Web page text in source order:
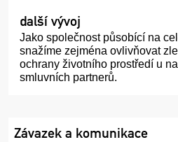
další vývoj
Jako společnost působící na
snažíme zejména ovlivňovat
ochrany životního prostředí u
smluvních partnerů.
Závazek a komunikace